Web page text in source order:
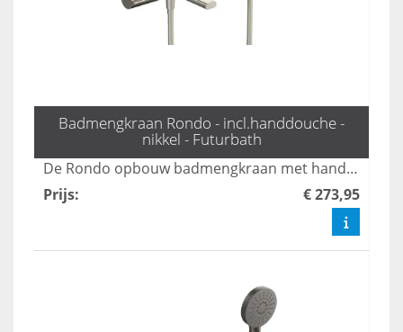
Badmengkraan Rondo - incl.handdouche -
nikkel - Futurbath
De Rondo opbouw badmengkraan met handdouche in mat goud biedt een stijlvolle en veelzijdige oplossing voor uw badkamer. Met drie standen zorgt deze kraan voor een comfortabele en aangepaste waterstroom, terwijl het luxe ontwerp een moderne uitstraling aan elke ruimte geeft. Geniet van zowel functionaliteit als elegantie met deze hoogwaardige mengkraan.
Prijs: € 273,95